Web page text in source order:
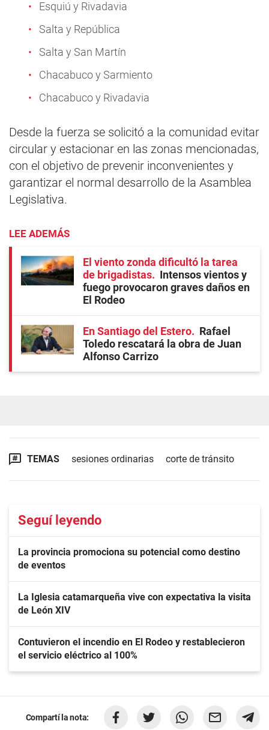
Esquiú y Rivadavia
Salta y República
Salta y San Martín
Chacabuco y Sarmiento
Chacabuco y Rivadavia
Desde la fuerza se solicitó a la comunidad evitar
circular y estacionar en las zonas mencionadas,
con el objetivo de prevenir inconvenientes y
garantizar el normal desarrollo de la Asamblea
Legislativa.
LEE ADEMÁS
El viento zonda dificultó la tarea
de brigadistas
Intensos vientos y
fuego provocaron graves daños en
El Rodeo
En Santiago del Estero
Rafael
Toledo rescatará la obra de Juan
Alfonso Carrizo
TEMAS sesiones ordinarias corte de tránsito
Seguí leyendo
La provincia promociona su potencial como destino
de eventos
La Iglesia catamarqueña vive con expectativa la visita
de León XIV
Contuvieron el incendio en El Rodeo y restablecieron
el servicio eléctrico al 100%
Compartí la nota: